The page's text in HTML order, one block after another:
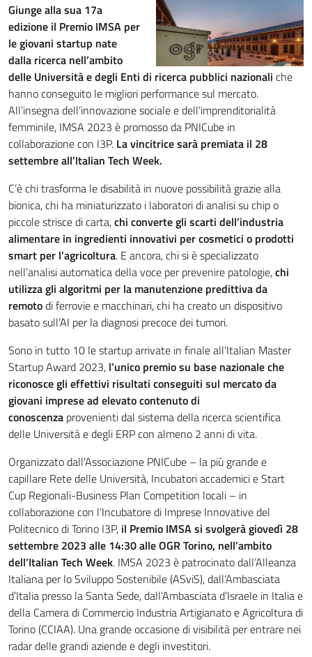
Giunge alla sua 17a
edizione il Premio IMSA per
le giovani startup nate
dalla ricerca nell’ambito
delle Università e degli Enti di ricerca pubblici nazionali che
hanno conseguito le migliori performance sul mercato.
All’insegna dell’innovazione sociale e dell’imprenditorialità
femminile, IMSA 2023 è promosso da PNICube in
collaborazione con I3P. La vincitrice sarà premiata il 28
settembre all’Italian Tech Week.
C’è chi trasforma le disabilità in nuove possibilità grazie alla
bionica, chi ha miniaturizzato i laboratori di analisi su chip o
piccole strisce di carta,chi converte gli scarti dell’industria
alimentare in ingredienti innovativi per cosmetici o prodotti
smart per l’agricoltura. E ancora, chi si è specializzato
nell’analisi automatica della voce per prevenire patologie,chi
utilizza gli algoritmi per la manutenzione predittiva da
remotodi ferrovie e macchinari, chi ha creato un dispositivo
basato sull’AI per la diagnosi precoce dei tumori.
Sono in tutto 10 le startup arrivate in finale all’Italian Master
Startup Award 2023, l’unico premio su base nazionale che
riconosce gli effettivi risultati conseguiti sul mercato da
giovani imprese ad elevato contenuto di
conoscenza provenienti dal sistema della ricerca scientifica
delle Università e degli ERP con almeno 2 anni di vita.
Organizzato dall’Associazione PNICube – la più grande e
capillare Rete delle Università, Incubatori accademici e Start
Cup Regionali-Business Plan Competition locali – in
collaborazione con l’Incubatore di Imprese Innovative del
Politecnico di Torino I3P, il Premio IMSA si svolgerà giovedì 28
settembre 2023 alle 14:30 alle OGR Torino, nell’ambito
dell’Italian Tech Week. IMSA 2023 è patrocinato dall’Alleanza
Italiana per lo Sviluppo Sostenibile (ASviS), dall’Ambasciata
d’Italia presso la Santa Sede, dall’Ambasciata d’Israele in Italia e
della Camera di Commercio Industria Artigianato e Agricoltura di
Torino (CCIAA). Una grande occasione di visibilità per entrare nei
radar delle grandi aziende e degli investitori.